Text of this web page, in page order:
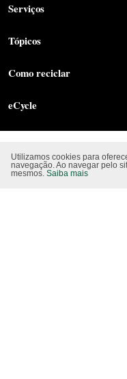
Serviços
Tópicos
Como reciclar
eCycle
Siga-nos nas rede sociais
Utilizamos cookies para
navegação. Ao navegar pelo
mesmos. Saiba mais